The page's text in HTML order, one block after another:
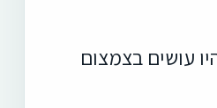
עושים בצמצום